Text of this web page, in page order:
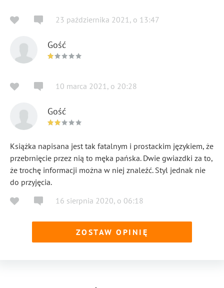
23 października 2021 , o 13:47
Gość
10 marca 2021 , o 20:28
Gość
Książka napisana jest tak fatalnym i prostackim językiem, że
przebrnięcie przez nią to męka pańska. Dwie gwiazdki za to,
że trochę informacji można w niej znaleźć. Styl jednak nie
do przyjęcia.
16 sierpnia 2020, o 06:18
ZOSTAW OPINIĘ